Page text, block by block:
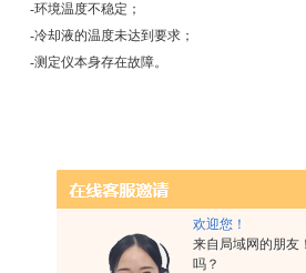
欢迎您！
来自局域网的朋友
吗？
-环境温度不稳定；
-冷却液的温度未达到要求；
-测定仪本身存在故障。